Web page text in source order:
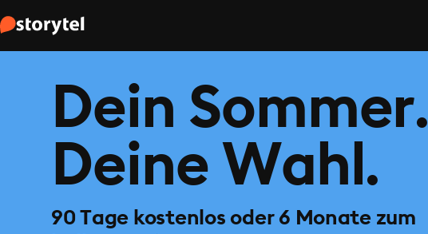
Dein Sommer.
Deine Wahl.
90 Tage kostenlos oder 6 Monate zum